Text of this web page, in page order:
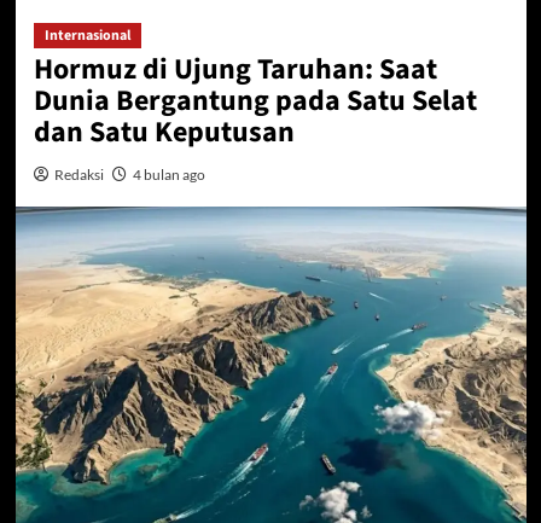
Internasional
Hormuz di Ujung Taruhan: Saat
Dunia Bergantung pada Satu Selat
dan Satu Keputusan
Redaksi 4 bulan ago